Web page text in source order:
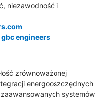
niezawodność i
gbc engineers
zrównoważonej
energooszczędnych
systemów